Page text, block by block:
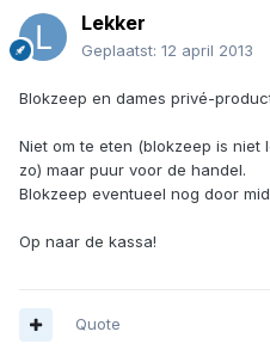
Lekker
Geplaatst: 12 april 2013
Blokzeep en dames privé-
Niet om te eten (blokzeep is niet
zo) maar puur voor de handel.
Blokzeep eventueel nog door
Op naar de kassa!
Quote